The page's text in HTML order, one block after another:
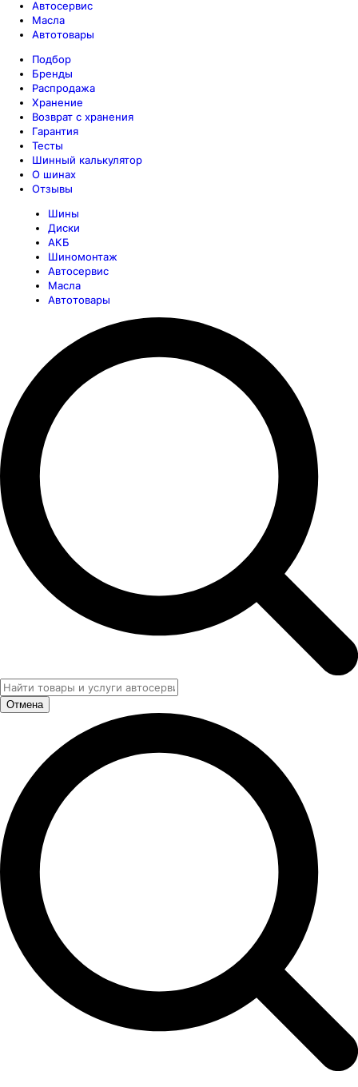
Автосервис
Масла
Автотовары
Подбор
Бренды
Распродажа
Хранение
Возврат с хранения
Гарантия
Тесты
Шинный калькулятор
О шинах
Отзывы
Шины
Диски
АКБ
Шиномонтаж
Автосервис
Масла
Автотовары
Отмена